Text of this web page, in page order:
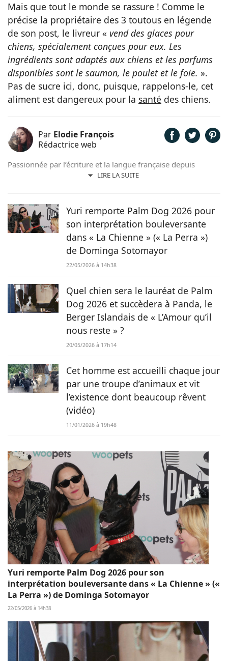
Mais que tout le monde se rassure ! Comme le
précise la propriétaire des 3 toutous en légende
de son post, le livreur « vend des glaces pour
chiens, spécialement conçues pour eux. Les
ingrédients sont adaptés aux chiens et les parfums
disponibles sont le saumon, le poulet et le foie. ».
Pas de sucre ici, donc, puisque, rappelons-le, cet
aliment est dangereux pour la santé des chiens.
Par Elodie François
Rédactrice web
LIRE LA SUITE
Passionnée par l’écriture et la langue française depuis
toujours, j’aime jouer avec les mots et les faire vivre.
Yuri remporte Palm Dog 2026 pour
son interprétation bouleversante
dans « La Chienne » (« La Perra »)
de Dominga Sotomayor
22/05/2026 à 14h38
Quel chien sera le lauréat de Palm
Dog 2026 et succèdera à Panda, le
Berger Islandais de « L’Amour qu’il
nous reste » ?
20/05/2026 à 17h14
Cet homme est accueilli chaque jour
par une troupe d’animaux et vit
l’existence dont beaucoup rêvent
(vidéo)
11/01/2026 à 19h48
Yuri remporte Palm Dog 2026 pour son
interprétation bouleversante dans « La Chienne » («
La Perra ») de Dominga Sotomayor
22/05/2026 à 14h38